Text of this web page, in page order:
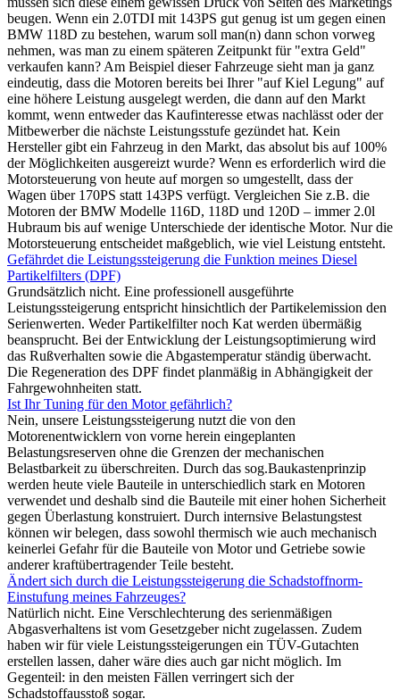
beugen. Wenn ein 2.0TDI mit 143PS gut genug ist um gegen einen
BMW 118D zu bestehen, warum soll man(n) dann schon vorweg
nehmen, was man zu einem späteren Zeitpunkt für "extra Geld"
verkaufen kann? Am Beispiel dieser Fahrzeuge sieht man ja ganz
eindeutig, dass die Motoren bereits bei Ihrer "auf Kiel Legung" auf
eine höhere Leistung ausgelegt werden, die dann auf den Markt
kommt, wenn entweder das Kaufinteresse etwas nachlässt oder der
Mitbewerber die nächste Leistungsstufe gezündet hat. Kein
Hersteller gibt ein Fahrzeug in den Markt, das absolut bis auf 100%
der Möglichkeiten ausgereizt wurde? Wenn es erforderlich wird die
Motorsteuerung von heute auf morgen so umgestellt, dass der
Wagen über 170PS statt 143PS verfügt. Vergleichen Sie z.B. die
Motoren der BMW Modelle 116D, 118D und 120D – immer 2.0l
Hubraum bis auf wenige Unterschiede der identische Motor. Nur die
Motorsteuerung entscheidet maßgeblich, wie viel Leistung entsteht.
Gefährdet die Leistungssteigerung die Funktion meines Diesel
Partikelfilters (DPF)
Grundsätzlich nicht. Eine professionell ausgeführte
Leistungssteigerung entspricht hinsichtlich der Partikelemission den
Serienwerten. Weder Partikelfilter noch Kat werden übermäßig
beansprucht. Bei der Entwicklung der Leistungsoptimierung wird
das Rußverhalten sowie die Abgastemperatur ständig überwacht.
Die Regeneration des DPF findet planmäßig in Abhängigkeit der
Fahrgewohnheiten statt.
Ist Ihr Tuning für den Motor gefährlich?
Nein, unsere Leistungssteigerung nutzt die von den
Motorenentwicklern von vorne herein eingeplanten
Belastungsreserven ohne die Grenzen der mechanischen
Belastbarkeit zu überschreiten. Durch das sog.Baukastenprinzip
werden heute viele Bauteile in unterschiedlich stark en Motoren
verwendet und deshalb sind die Bauteile mit einer hohen Sicherheit
gegen Überlastung konstruiert. Durch internsive Belastungstest
können wir belegen, dass sowohl thermisch wie auch mechanisch
keinerlei Gefahr für die Bauteile von Motor und Getriebe sowie
anderer kraftübertragender Teile besteht.
Ändert sich durch die Leistungssteigerung die Schadstoffnorm-
Einstufung meines Fahrzeuges?
Natürlich nicht. Eine Verschlechterung des serienmäßigen
Abgasverhaltens ist vom Gesetzgeber nicht zugelassen. Zudem
haben wir für viele Leistungssteigerungen ein TÜV-Gutachten
erstellen lassen, daher wäre dies auch gar nicht möglich. Im
Gegenteil: in den meisten Fällen verringert sich der
Schadstoffausstoß sogar.